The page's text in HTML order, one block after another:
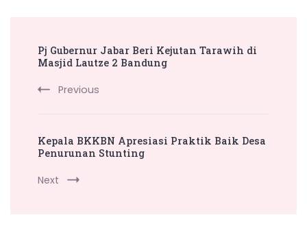
Navigation
Pj Gubernur Jabar Beri Kejutan Tarawih di
Masjid Lautze 2 Bandung
Previous
Kepala BKKBN Apresiasi Praktik Baik Desa
Penurunan Stunting
Next